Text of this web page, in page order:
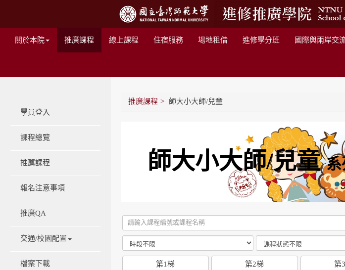
關於本院 推廣課程 線上課程 住宿服務 場地租借 進修學分班 國際與兩岸交
學員登入
課程總覽
推薦課程
報名注意事項
推廣QA
交通/校園配置
檔案下載
推廣課程 師大小大師/兒童
師大小大師/兒童 系
第1梯 第2梯 第